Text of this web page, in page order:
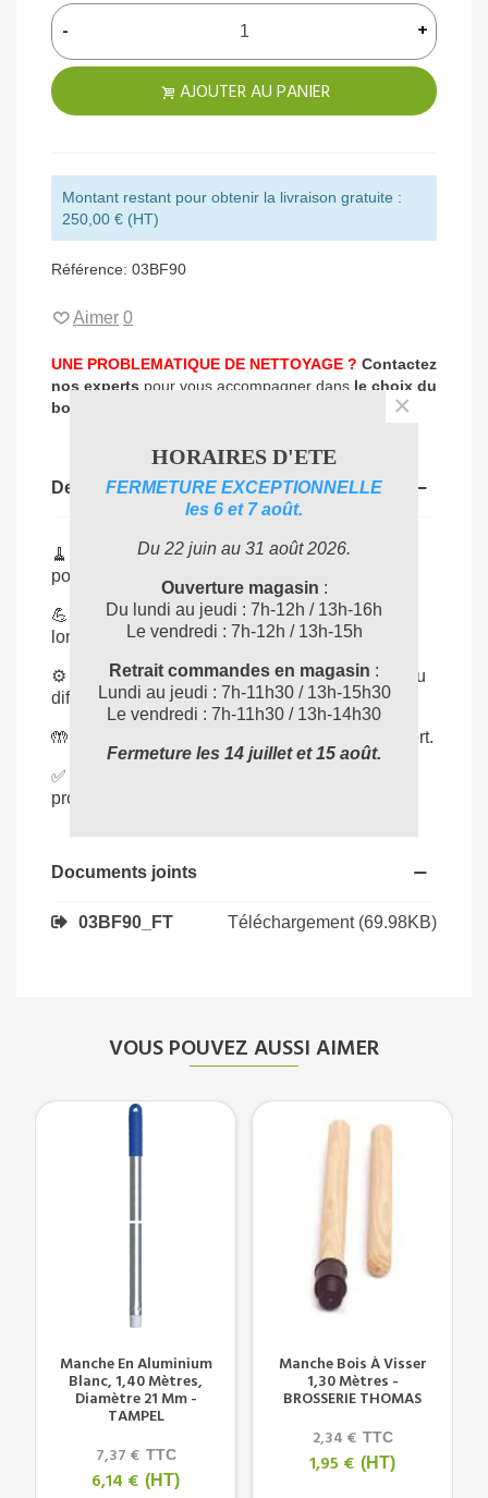
- +
AJOUTER AU PANIER
Montant restant pour obtenir la livraison gratuite :
250,00 € (HT)
Référence: 03BF90
Aimer 0
UNE PROBLEMATIQUE DE NETTOYAGE ? Contactez
nos experts pour vous accompagner dans le choix du
bon produit
Description
🧹 Balayage précis: poils fleuris capturant
poussières et saletés fines.
💪 Structure solide: vinyle résistant pour une
longue durée de vie.
⚙️ Largeur 29 cm: parfait pour zones étroites ou
difficiles d’accès.
🤲 : facilite le travail sans effort.
✅
professionnel durable et performant.
Documents joints
03BF90_FT Téléchargement (69.98KB)
VOUS POUVEZ AUSSI AIMER
Manche En Aluminium
Blanc, 1,40 Mètres,
Diamètre 21 Mm -
TAMPEL
7,37 € TTC
6,14 € (HT)
Manche Bois À Visser
1,30 Mètres -
BROSSERIE THOMAS
2,34 € TTC
1,95 € (HT)
HORAIRES D'ETE
FERMETURE EXCEPTIONNELLE
les 6 et 7 août.
Du 22 juin au 31 août 2026.
Ouverture magasin :
Du lundi au jeudi : 7h-12h / 13h-16h
Le vendredi : 7h-12h / 13h-15h
Retrait commandes en magasin :
Lundi au jeudi : 7h-11h30 / 13h-15h30
Le vendredi : 7h-11h30 / 13h-14h30
Fermeture les 14 juillet et 15 août.
×